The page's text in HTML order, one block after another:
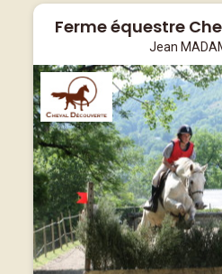
Ferme équestre
Jean